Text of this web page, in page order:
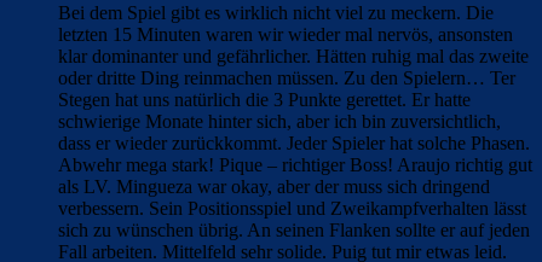
Bei dem Spiel gibt es wirklich nicht viel zu meckern. Die
letzten 15 Minuten waren wir wieder mal nervös, ansonsten
klar dominanter und gefährlicher. Hätten ruhig mal das zweite
oder dritte Ding reinmachen müssen. Zu den Spielern… Ter
Stegen hat uns natürlich die 3 Punkte gerettet. Er hatte
schwierige Monate hinter sich, aber ich bin zuversichtlich,
dass er wieder zurückkommt. Jeder Spieler hat solche Phasen.
Abwehr mega stark! Pique – richtiger Boss! Araujo richtig gut
als LV. Mingueza war okay, aber der muss sich dringend
verbessern. Sein Positionsspiel und Zweikampfverhalten lässt
sich zu wünschen übrig. An seinen Flanken sollte er auf jeden
Fall arbeiten. Mittelfeld sehr solide. Puig tut mir etwas leid.